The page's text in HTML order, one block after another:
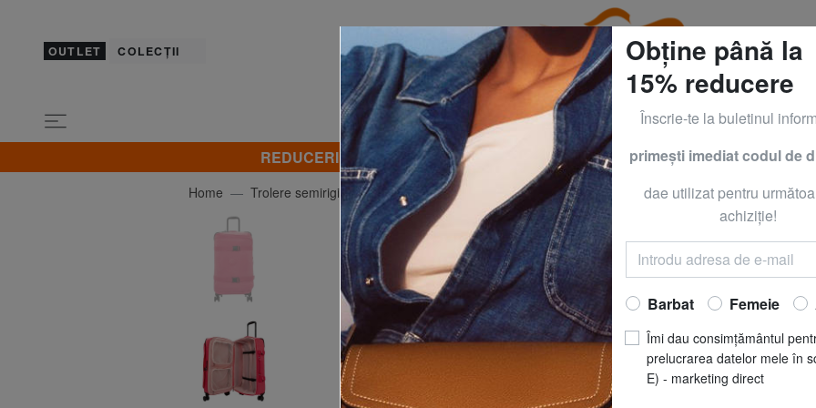
OUTLET COLECȚII
REDUCERI! Promovez CLOTHING all -50% & CALVIN KLEIN all -60% Numai
Home Trolere semirigide KIPLING
KIPLING
Acum să
REDUCERI
pret recomandat
Cel mai bun preț ultimele
Obține până la
15% reducere
Înscrie-te la buletinul
primeşti imediat codul de
dae utilizat pentru
achiziţie!
Barbat Femeie
Îmi dau consimțământul
prelucrarea datelor mele în
E) - marketing direct